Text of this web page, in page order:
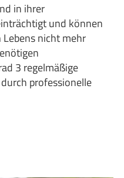
in ihrer
und können
nicht mehr
3 regelmäßige
professionelle